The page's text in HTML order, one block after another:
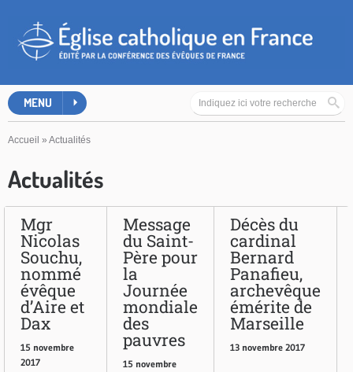
MENU
Accueil » Actualités
Actualités
Mgr
Nicolas
Souchu,
nommé
évêque
d’Aire et
Dax
15 novembre
2017
Message
du Saint-
Père pour
la
Journée
mondiale
des
pauvres
15 novembre
Décès du
cardinal
Bernard
Panafieu,
archevêque
émérite de
Marseille
13 novembre 2017